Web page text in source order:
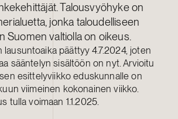
Talousvyöhyke on
jonka taloudelliseen
Suomen valtiolla on oikeus.
päättyy 4.7.2024, joten
sääntelyn sisältöön on nyt. Arvioitu
esittelyviikko eduskunnalle on
viimeinen kokonainen viikko.
tulla voimaan 1.1.2025.